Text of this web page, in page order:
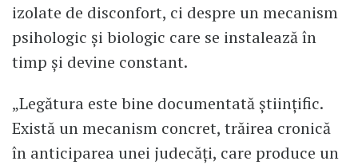
izolate de disconfort, ci despre un mecanism
psihologic și biologic care se instalează în
timp și devine constant.
„Legătura este bine documentată științific.
Există un mecanism concret, trăirea cronică
în anticiparea unei judecăți, care produce un